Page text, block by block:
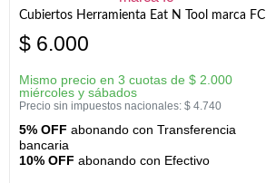
Cubiertos Herramienta Eat N Tool marca FC
$ 6.000
Mismo precio en 3 cuotas de $ 2.000
miércoles y sábados
Precio sin impuestos nacionales: $ 4.740
5% OFF abonando con Transferencia
bancaria
10% OFF abonando con Efectivo